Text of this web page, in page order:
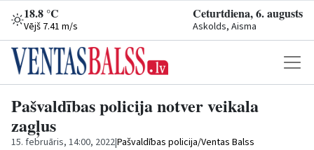
18.8 °C
Vējš 7.41 m/s
Ceturtdiena, 6. augusts
Askolds, Aisma
Pašvaldības policija notver veikala
zagļus
15. februāris, 14:00, 2022|Pašvaldības policija/Ventas Balss